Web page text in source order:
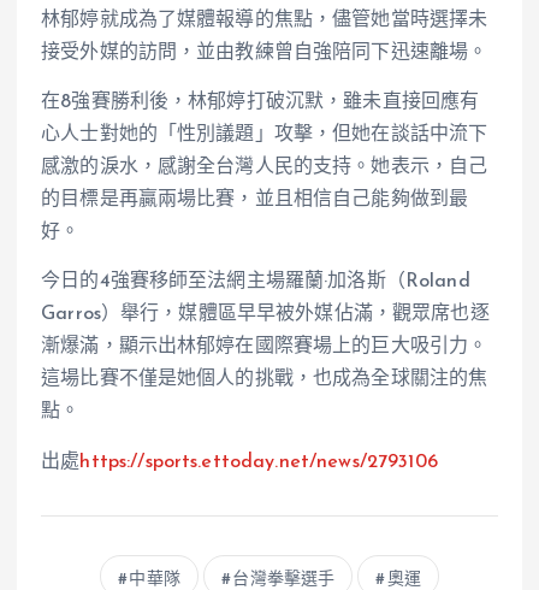
林郁婷就成為了媒體報導的焦點，儘管她當時選擇未
接受外媒的訪問，並由教練曾自強陪同下迅速離場。
在8強賽勝利後，林郁婷打破沉默，雖未直接回應有
心人士對她的「性別議題」攻擊，但她在談話中流下
感激的淚水，感謝全台灣人民的支持。她表示，自己
的目標是再贏兩場比賽，並且相信自己能夠做到最
好。
今日的4強賽移師至法網主場羅蘭·加洛斯（Roland
Garros）舉行，媒體區早早被外媒佔滿，觀眾席也逐
漸爆滿，顯示出林郁婷在國際賽場上的巨大吸引力。
這場比賽不僅是她個人的挑戰，也成為全球關注的焦
點。
出處https://sports.ettoday.net/news/2793106
中華隊 台灣拳擊選手 奧運